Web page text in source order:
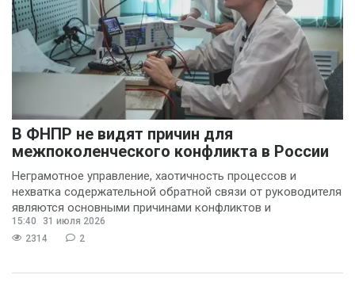
Попков Дмитрий
(3)
Василина Куклина
(2)
Галина Келехсаева
(2)
Денис Журавлев(2)
Евгений Сивайкин
(2)
Филин Сергей
Анна Бочарова
Вадим Панов(1)
В ФНПР не видят причин для
межпоколенческого конфликта в России
Неграмотное управление, хаотичность процессов и
нехватка содержательной обратной связи от руководителя
являются основными причинами конфликтов и
раздражения в
15:40
31 июля 2026
2314
2